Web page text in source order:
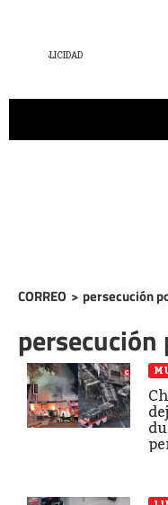
CORREO > persecución
persecución